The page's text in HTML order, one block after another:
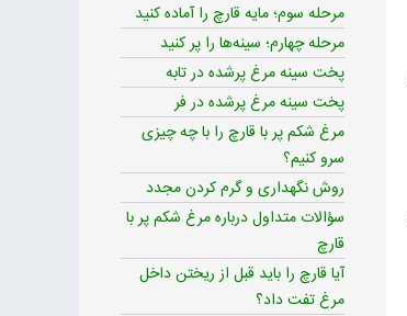
مرحله سوم؛ مایه قارچ را آماده کنید
مرحله چهارم؛ سینه‌ها را پر کنید
پخت سینه مرغ پرشده در تابه
پخت سینه مرغ پرشده در فر
مرغ شکم پر با قارچ را با چه چیزی
سرو کنیم؟
روش نگهداری و گرم کردن مجدد
سؤالات متداول درباره مرغ شکم پر با
قارچ
آیا قارچ را باید قبل از ریختن داخل
مرغ تفت داد؟